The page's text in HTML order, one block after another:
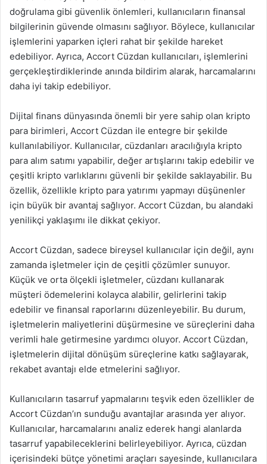
doğrulama gibi güvenlik önlemleri, kullanıcıların finansal
bilgilerinin güvende olmasını sağlıyor. Böylece, kullanıcılar
işlemlerini yaparken içleri rahat bir şekilde hareket
edebiliyor. Ayrıca, Accort Cüzdan kullanıcıları, işlemlerini
gerçekleştirdiklerinde anında bildirim alarak, harcamalarını
daha iyi takip edebiliyor.
Dijital finans dünyasında önemli bir yere sahip olan kripto
para birimleri, Accort Cüzdan ile entegre bir şekilde
kullanılabiliyor. Kullanıcılar, cüzdanları aracılığıyla kripto
para alım satımı yapabilir, değer artışlarını takip edebilir ve
çeşitli kripto varlıklarını güvenli bir şekilde saklayabilir. Bu
özellik, özellikle kripto para yatırımı yapmayı düşünenler
için büyük bir avantaj sağlıyor. Accort Cüzdan, bu alandaki
yenilikçi yaklaşımı ile dikkat çekiyor.
Accort Cüzdan, sadece bireysel kullanıcılar için değil, aynı
zamanda işletmeler için de çeşitli çözümler sunuyor.
Küçük ve orta ölçekli işletmeler, cüzdanı kullanarak
müşteri ödemelerini kolayca alabilir, gelirlerini takip
edebilir ve finansal raporlarını düzenleyebilir. Bu durum,
işletmelerin maliyetlerini düşürmesine ve süreçlerini daha
verimli hale getirmesine yardımcı oluyor. Accort Cüzdan,
işletmelerin dijital dönüşüm süreçlerine katkı sağlayarak,
rekabet avantajı elde etmelerini sağlıyor.
Kullanıcıların tasarruf yapmalarını teşvik eden özellikler de
Accort Cüzdan’ın sunduğu avantajlar arasında yer alıyor.
Kullanıcılar, harcamalarını analiz ederek hangi alanlarda
tasarruf yapabileceklerini belirleyebiliyor. Ayrıca, cüzdan
içerisindeki bütçe yönetimi araçları sayesinde, kullanıcılara